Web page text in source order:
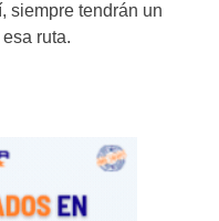
siempre tendrán un
ruta.